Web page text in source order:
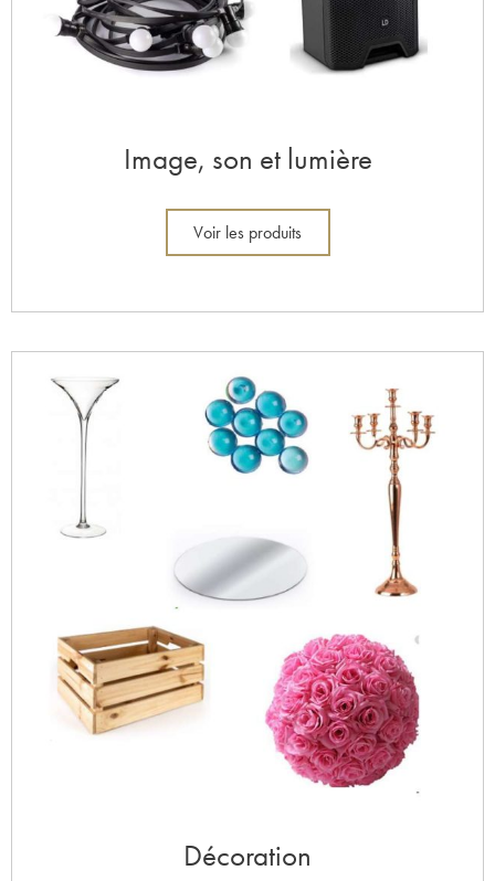
Image, son et lumière
Voir les produits
Décoration